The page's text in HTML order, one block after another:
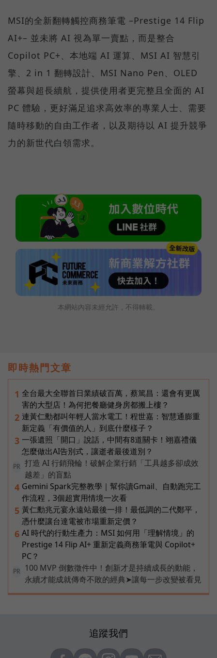
MSI的全新翻轉觸控商務筆電 –Prestige 14 Flip
AI+– 並未將 AI 視為單一賣點，而是整合
Copilot PC+、本地端 AI 運算、MSI AI 智慧引
擎、2 in 1 翻轉設計、MSI Nano Pen、OLED
螢幕與超長續航，提供使用者更完整且全面的 AI
PC 體驗，更好滿足追求高效率的專業人士、需要
隨時移動的自由工作者，以及期待以 AI 提升競爭
力的新世代白領需求。
本網站內容未經允許，不得轉載。
即時熱門文章
1 全台最大全聯首日業績破百萬，蔡篤昌：還會有更厲
害的大型店！為何把餐廳健身房都搬上樓？
2 連黃仁勳都叫年輕人當水電工！程世嘉：智慧通膨重
新定義「有價值的人」到底什麼樣子？
3 一張遺照「開口」說話，中間有8道關卡！翊嘉禮儀
怎麼做出AI告別式，讓逝者最後道別？
PR
打造 AI 行銷飛輪！破解企業行銷「工具越多卻成效
越差」的盲點
4 Gemini Spark完整教學｜幫你讀Gmail、自動跑完工
作流程，3個超實用情境一次看
5 黃仁勳兆元宴永遠站最後一排！最低調的二代鄭平，
憑什麼讓台達電被市場重新定價？
6 AI 時代的行動生產力：MSI 如何用「理解情境」的
Prestige 14 Flip AI+ 重新定義商務筆電與 Copilot+
PC？
PR
100 MVP 倒數徵件中！創新才是持續成長的動能，
永續才能成就傳奇不敗的經典➤讓每一步改變被看見
追蹤我們